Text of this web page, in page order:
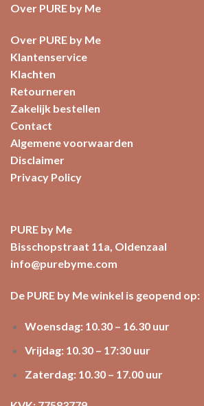
Over PURE by Me
Over PURE by Me
Klantenservice
Klachten
Retourneren
Zakelijk bestellen
Contact
Algemene voorwaarden
Disclaimer
Privacy Policy
PURE by Me
Bisschopstraat 11a, Oldenzaal
info@purebyme.com
De PURE by Me winkel is geopend op:
Woensdag: 10.30 – 16.30 uur
Vrijdag: 10.30 – 17:30 uur
Zaterdag: 10.30 – 17.00 uur